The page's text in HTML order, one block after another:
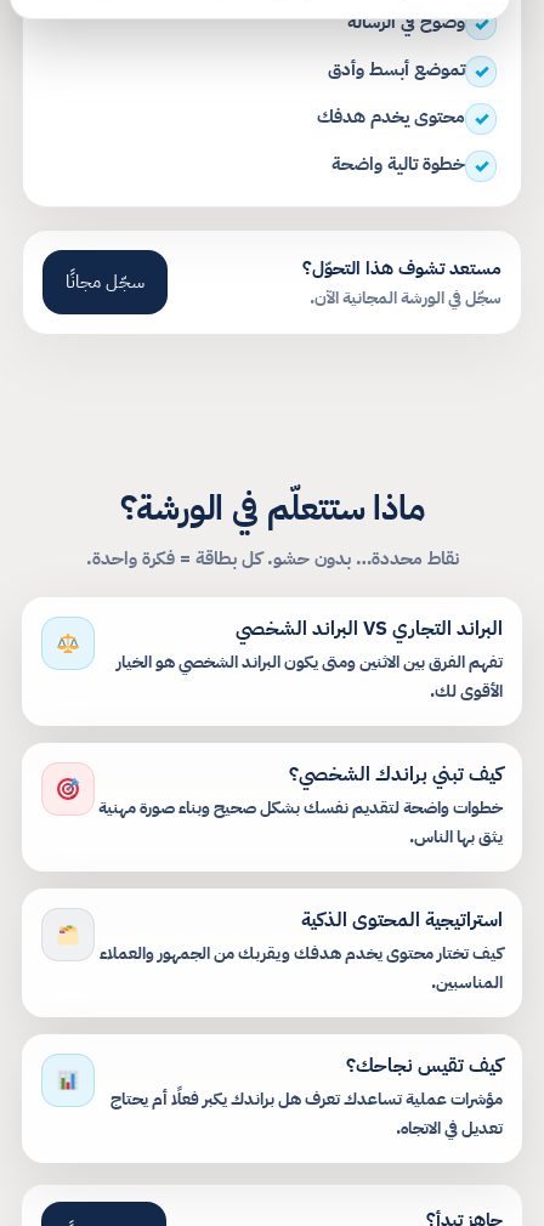
✓ وضوح في الرسالة
✓ تموضع أبسط وأدق
✓ محتوى يخدم هدفك
✓ خطوة تالية واضحة
مستعد تشوف هذا التحوّل؟
سجّل في الورشة المجانية الآن.
سجّل مجانًا
ماذا ستتعلّم في الورشة؟
نقاط محددة… بدون حشو. كل بطاقة = فكرة واحدة.
البراند التجاري VS البراند الشخصي
تفهم الفرق بين الاثنين ومتى يكون البراند الشخصي هو الخيار
الأقوى لك.
كيف تبني براندك الشخصي؟
خطوات واضحة لتقديم نفسك بشكل صحيح وبناء صورة مهنية
يثق بها الناس.
استراتيجية المحتوى الذكية
كيف تختار محتوى يخدم هدفك ويقربك من الجمهور والعملاء
المناسبين.
كيف تقيس نجاحك؟
مؤشرات عملية تساعدك تعرف هل براندك يكبر فعلًا أم يحتاج
تعديل في الاتجاه.
جاهز تبدأ؟